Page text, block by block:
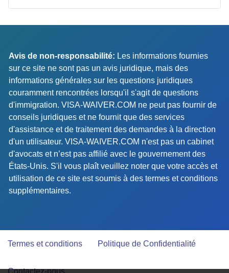
Avis de non-responsabilité: Les informations fournies
sur ce site ne sont pas un avis juridique, mais des
informations générales sur les questions juridiques
couramment rencontrées lorsqu'il s'agit de questions
d'immigration. VISA-WAIVER.COM ne peut pas fournir de
conseils juridiques et ne fournit que des services
d'assistance et de traitement des demandes à la direction
d'un utilisateur. VISA-WAIVER.COM n'est pas un cabinet
d'avocats et n’est pas affilié avec le gouvernement des
États-Unis. S'il vous plaît veuillez noter que votre accès et
utilisation de ce site est soumis à des termes et conditions
supplémentaires.
Termes et conditions Politique de Confidentialité
Contactez-nous